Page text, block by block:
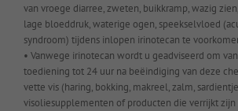
van vroege diarree, zweten, buikkramp, wazig
lage bloeddruk, waterige ogen, speekselvloed
syndroom) tijdens inlopen irinotecan te
• Vanwege irinotecan wordt u geadviseerd om
toediening tot 24 uur na beëindiging van deze
vette vis (haring, bokking, makreel, zalm,
visoliesupplementen of producten die verrijkt